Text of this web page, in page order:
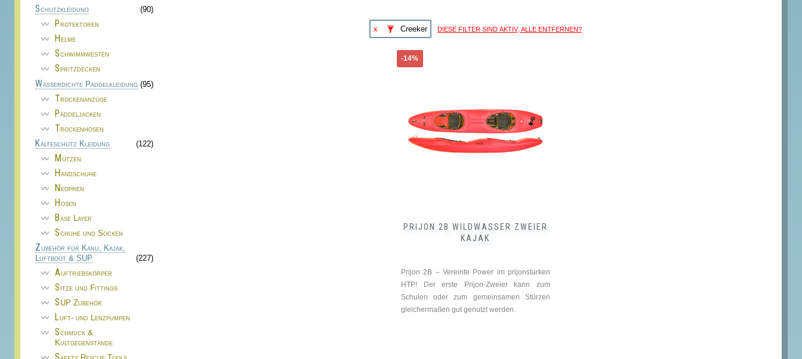
x Creeker diese Filter sind aktiv, ALLE entfernen?
-14%
PRIJON 2B WILDWASSER ZWEIER
KAJAK
Prijon 2B – Vereinte Power im prijonstarken
HTP! Der erste Prijon-Zweier kann zum
Schulen oder zum gemeinsamen Stürzen
gleichermaßen gut genutzt werden.
Dieses
Produkt
Optionen
Schutzkleidung
(90)
Protektoren
Helme
Schwimmwesten
Spritzdecken
Wasserdichte Paddelkleidung (95)
Trockenanzüge
Paddeljacken
Trockenhosen
Kälteschutz Kleidung
(122)
Mützen
Handschuhe
Neopren
Hosen
Base Layer
Schuhe und Socken
Zubehör für Kanu, Kajak,
Luftboot & SUP
(227)
Auftriebskörper
Sitze und Fittings
SUP Zubehör
Luft- und Lenzpumpen
Schmuck &
Kultgegenstände